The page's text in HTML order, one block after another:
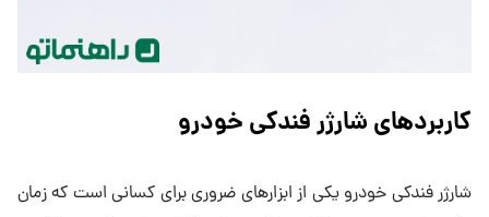
کاربردهای شارژر فندکی خودرو
شارژر فندکی خودرو یکی از ابزارهای ضروری برای کسانی است که زمان